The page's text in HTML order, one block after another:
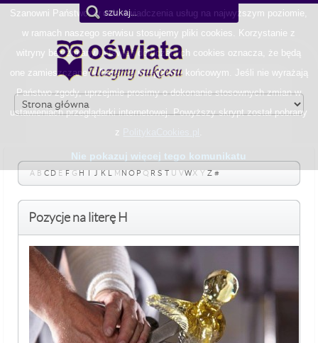
A B CD E F GH I J K LMNOPQR S T UVWXY Z #
Pozycje na literę H
Szanowni Państwo, w celu świadczenia usług na najwyższym poziomie,
w ramach naszego serwisu stosujemy pliki cookies. Korzystanie z
witryny bez zmiany ustawień dotyczących cookies oznacza, że będą
one zamieszczane w Państwa urządzeniu końcowym. Jeśli nie wyrażają
Państwo zgody, uprzejmie prosimy o dokonanie stosownych zmian w
ustawieniach przeglądarki internetowej. Powyższy skrypt został pobrany
z
.
Nie pokazuj więcej tego komunikatu